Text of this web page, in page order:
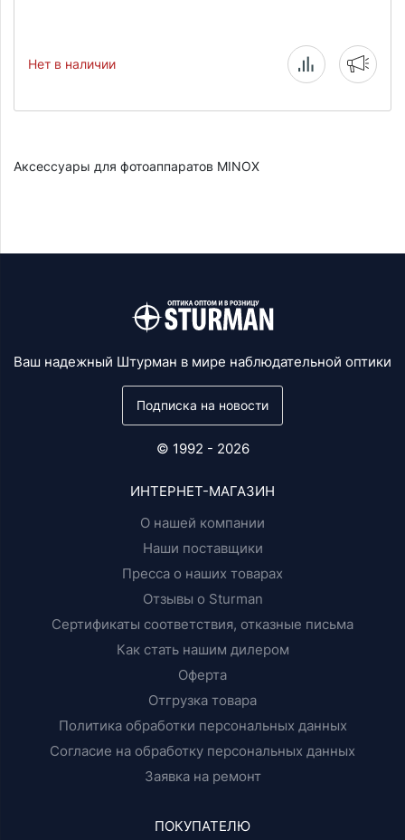
Нет в наличии
Аксессуары для фотоаппаратов MINOX
Ваш надежный Штурман в мире наблюдательной оптики
Подписка на новости
© 1992 - 2026
ИНТЕРНЕТ-МАГАЗИН
О нашей компании
Наши поставщики
Пресса о наших товарах
Отзывы о Sturman
Сертификаты соответствия, отказные письма
Как стать нашим дилером
Оферта
Отгрузка товара
Политика обработки персональных данных
Согласие на обработку персональных данных
Заявка на ремонт
ПОКУПАТЕЛЮ